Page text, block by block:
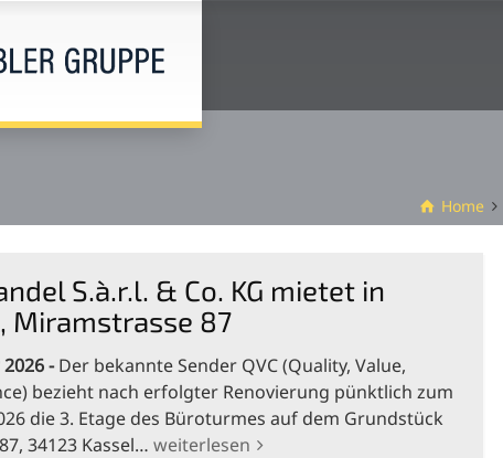
Home
S.à.r.l. & Co. KG mietet in
Miramstrasse 87
Der bekannte Sender QVC (Quality, Value,
bezieht nach erfolgter Renovierung pünktlich zum
die 3. Etage des Büroturmes auf dem Grundstück
34123 Kassel… weiterlesen